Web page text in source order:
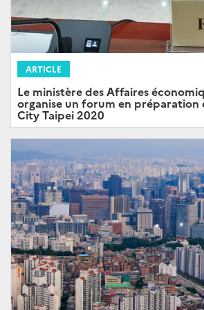
ARTICLE
Le ministère des Affaires
organise un forum en préparation
City Taipei 2020